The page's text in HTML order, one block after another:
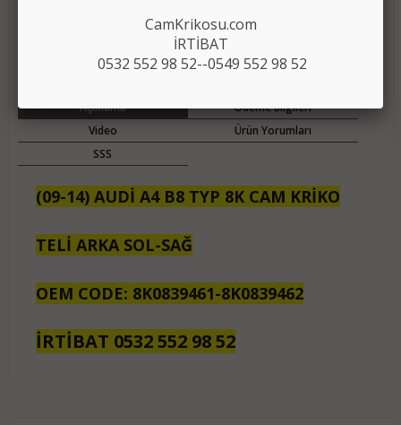
Aklımdakiler listesine ekle
Açıklama
Ödeme Bilgileri
Video
Ürün Yorumları
SSS
(09-14) AUDİ A4 B8 TYP 8K CAM KRİKO
TELİ ARKA SOL-SAĞ
OEM CODE: 8K0839461-8K0839462
İRTİBAT 0532 552 98 52
CamKrikosu.com
İRTİBAT
0532 552 98 52--0549 552 98 52